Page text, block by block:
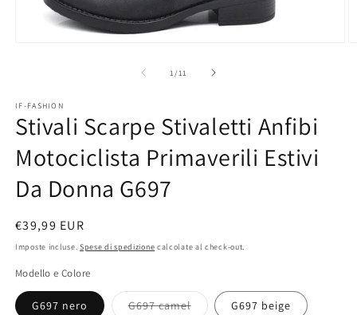
finestra
modale
1 /su
11
IF-FASHION
Stivali Scarpe Stivaletti Anfibi
Motociclista Primaverili Estivi
Da Donna G697
Prezzo
di
€39,99 EUR
Imposte incluse. Spese di spedizione calcolate al check-out.
Modello e Colore
G697 nero G697 camelVarianteG697 beige